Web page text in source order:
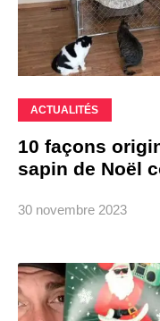
ACTUALITÉS
10 façons
sapin de Noël
30 novembre 2023